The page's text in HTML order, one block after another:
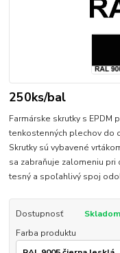
250ks/bal
Farmárske skrutky s
tenkostenných plechov do
Skrutky sú vybavené
sa zabraňuje zalomeniu pri
tesný a spoľahlivý spoj
Dostupnosť
Skladom
Farba produktu